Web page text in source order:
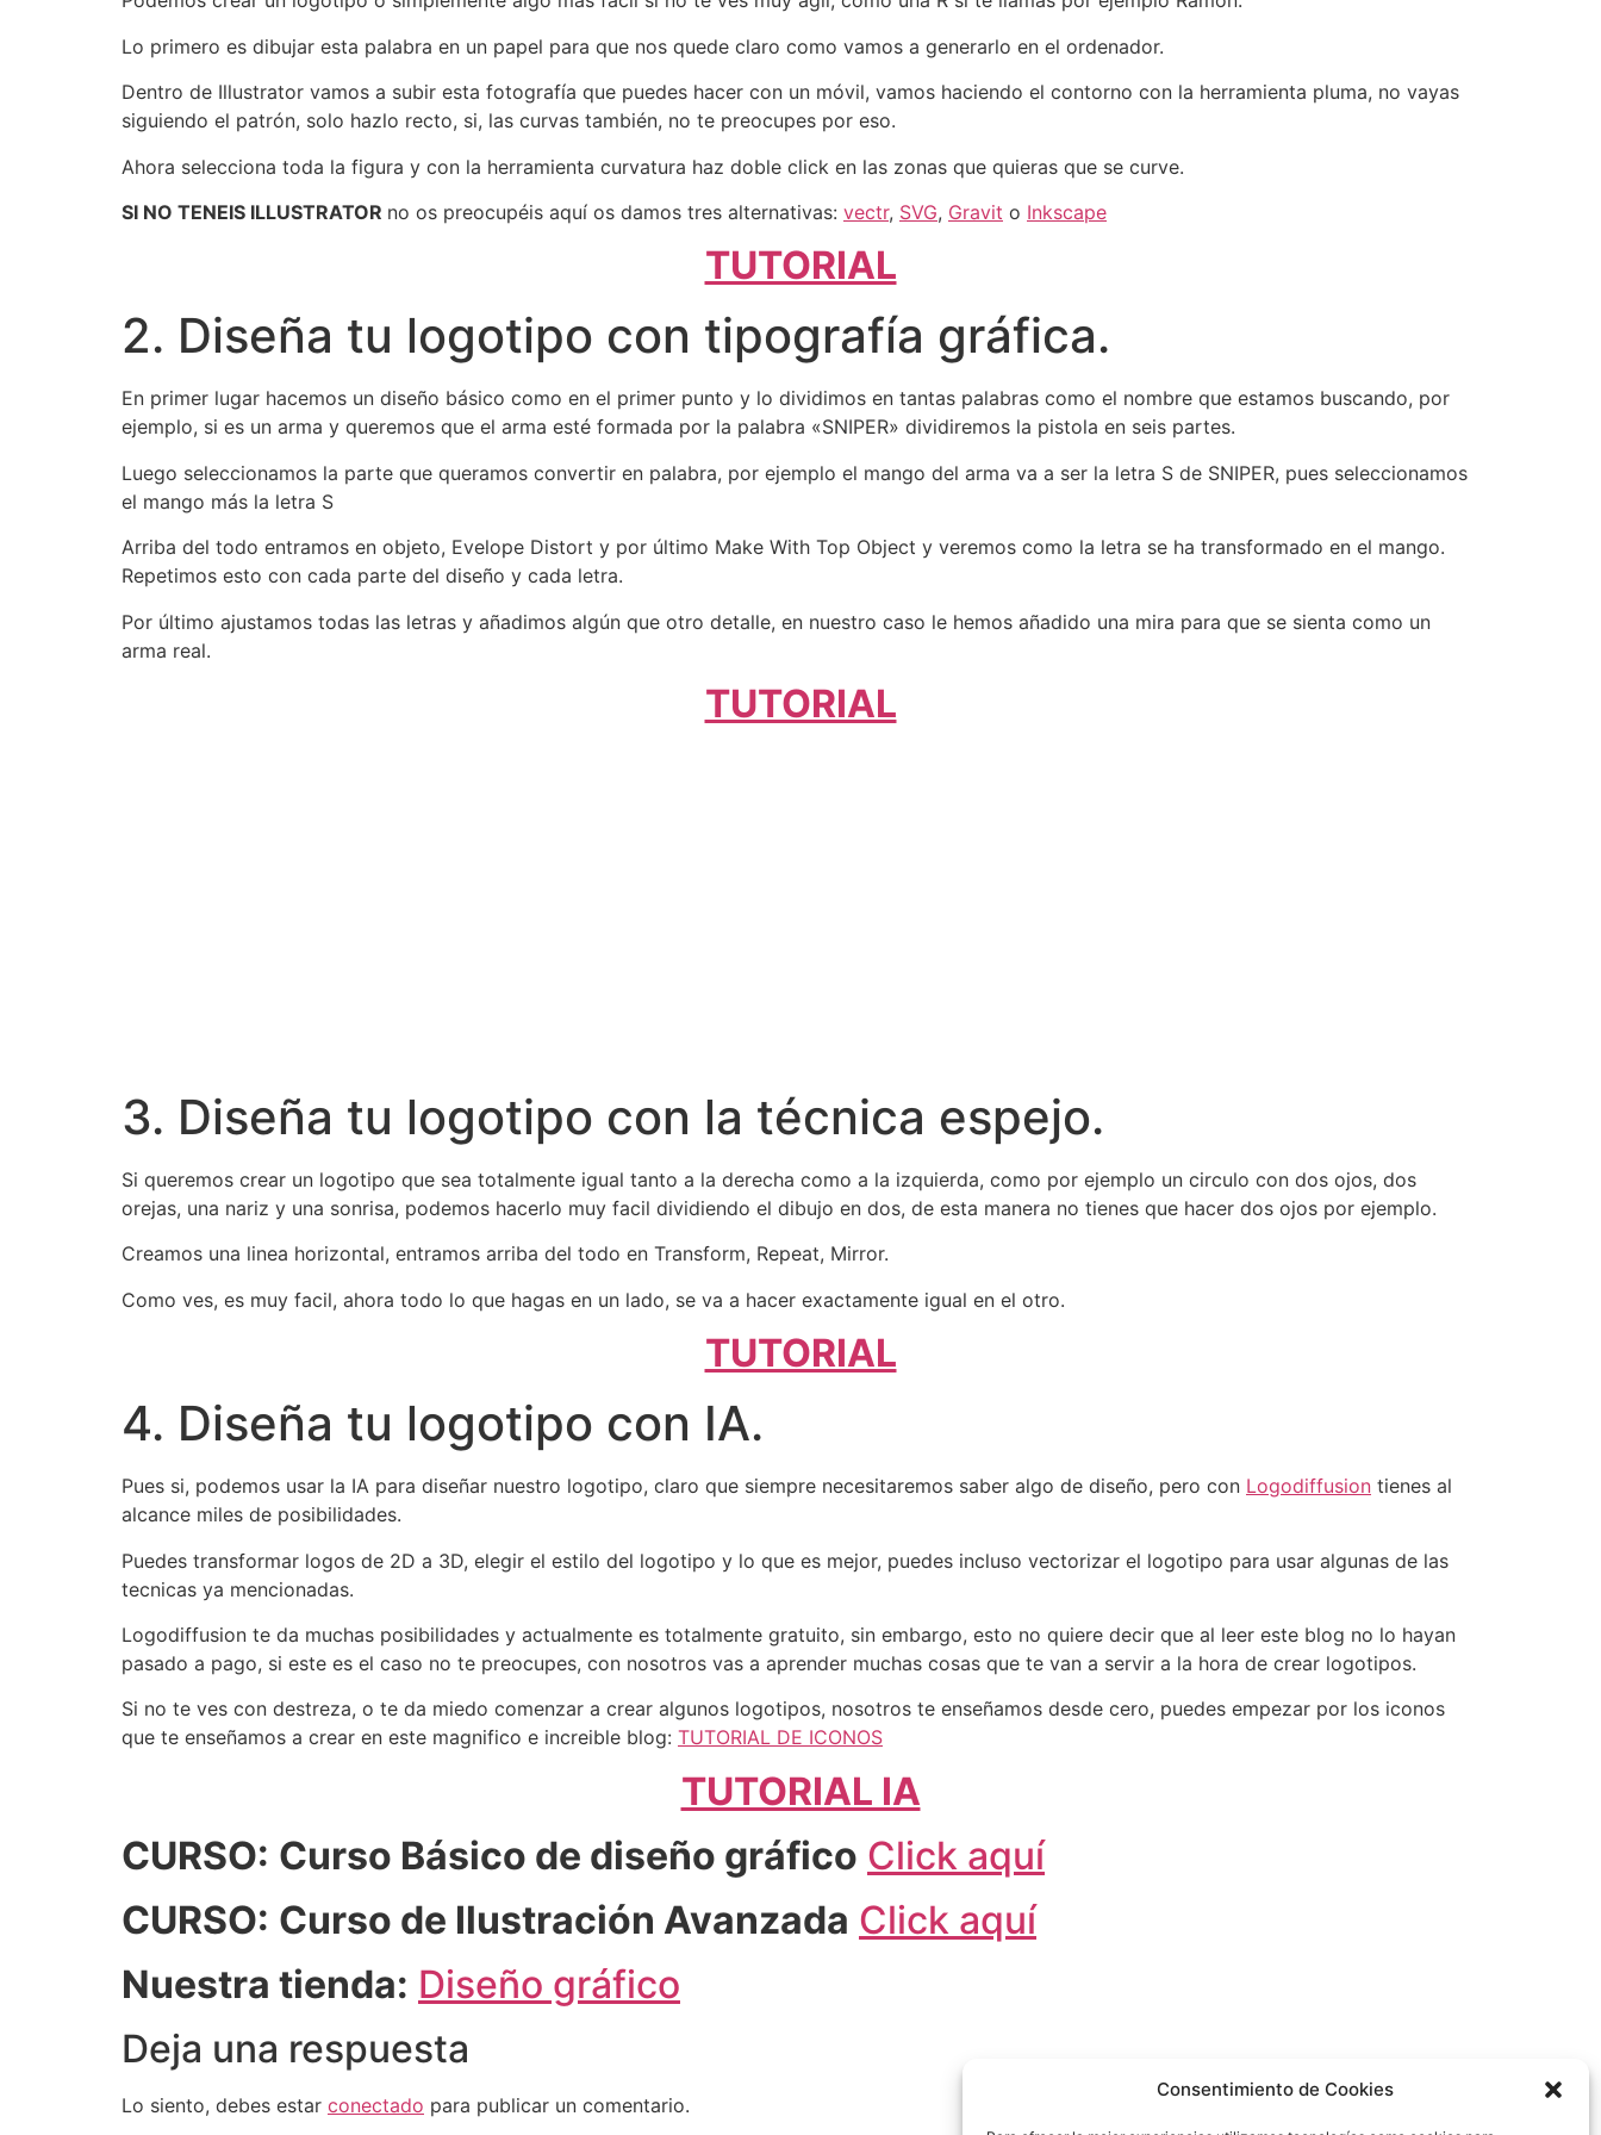
Consentimiento de Cookies
Lo primero es dibujar esta palabra en un papel para que nos quede claro como vamos a generarlo en el ordenador.
Dentro de Illustrator vamos a subir esta fotografía que puedes hacer con un móvil, vamos haciendo el contorno con la herramienta pluma, no vayas
siguiendo el patrón, solo hazlo recto, si, las curvas también, no te preocupes por eso.
Ahora selecciona toda la figura y con la herramienta curvatura haz doble click en las zonas que quieras que se curve.
SI NO TENEIS ILLUSTRATOR no os preocupéis aquí os damos tres alternativas: vectr, SVG, Gravit o Inkscape
TUTORIAL
2. Diseña tu logotipo con tipografía gráfica.
En primer lugar hacemos un diseño básico como en el primer punto y lo dividimos en tantas palabras como el nombre que estamos buscando, por
ejemplo, si es un arma y queremos que el arma esté formada por la palabra «SNIPER» dividiremos la pistola en seis partes.
Luego seleccionamos la parte que queramos convertir en palabra, por ejemplo el mango del arma va a ser la letra S de SNIPER, pues seleccionamos
el mango más la letra S
Arriba del todo entramos en objeto, Evelope Distort y por último Make With Top Object y veremos como la letra se ha transformado en el mango.
Repetimos esto con cada parte del diseño y cada letra.
Por último ajustamos todas las letras y añadimos algún que otro detalle, en nuestro caso le hemos añadido una mira para que se sienta como un
arma real.
TUTORIAL
3. Diseña tu logotipo con la técnica espejo.
Si queremos crear un logotipo que sea totalmente igual tanto a la derecha como a la izquierda, como por ejemplo un circulo con dos ojos, dos
orejas, una nariz y una sonrisa, podemos hacerlo muy facil dividiendo el dibujo en dos, de esta manera no tienes que hacer dos ojos por ejemplo.
Creamos una linea horizontal, entramos arriba del todo en Transform, Repeat, Mirror.
Como ves, es muy facil, ahora todo lo que hagas en un lado, se va a hacer exactamente igual en el otro.
TUTORIAL
4. Diseña tu logotipo con IA.
Pues si, podemos usar la IA para diseñar nuestro logotipo, claro que siempre necesitaremos saber algo de diseño, pero con Logodiffusion tienes al
alcance miles de posibilidades.
Puedes transformar logos de 2D a 3D, elegir el estilo del logotipo y lo que es mejor, puedes incluso vectorizar el logotipo para usar algunas de las
tecnicas ya mencionadas.
Logodiffusion te da muchas posibilidades y actualmente es totalmente gratuito, sin embargo, esto no quiere decir que al leer este blog no lo hayan
pasado a pago, si este es el caso no te preocupes, con nosotros vas a aprender muchas cosas que te van a servir a la hora de crear logotipos.
Si no te ves con destreza, o te da miedo comenzar a crear algunos logotipos, nosotros te enseñamos desde cero, puedes empezar por los iconos
que te enseñamos a crear en este magnifico e increible blog: TUTORIAL DE ICONOS
TUTORIAL IA
CURSO: Curso Básico de diseño gráfico Click aquí
CURSO: Curso de Ilustración Avanzada Click aquí
Nuestra tienda: Diseño gráfico
Deja una respuesta
Lo siento, debes estar conectado para publicar un comentario.